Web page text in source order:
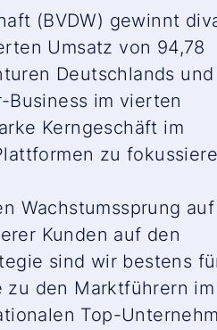
(BVDW) gewinnt
Umsatz von 94,78
Deutschlands und
im vierten
Kerngeschäft im
zu
Wachstumssprung auf
Kunden auf den
sind wir bestens
zu den Marktführern im
Top-